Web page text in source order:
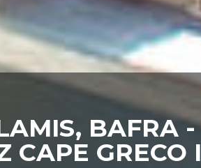
BAFRA -
CAPE GRECO I